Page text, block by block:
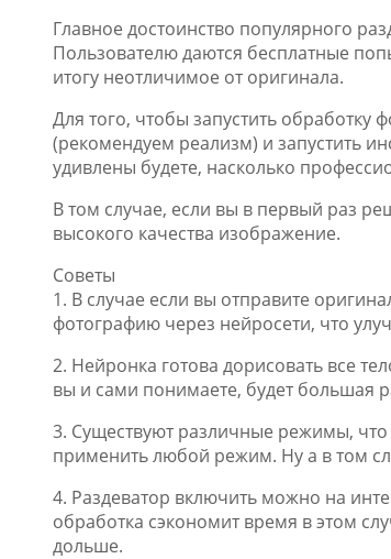
Главное достоинство популярного
Пользователю даются бесплатные
итогу неотличимое от оригинала.
Для того, чтобы запустить обработку
(рекомендуем реализм) и запустить
удивлены будете, насколько
В том случае, если вы в первый раз
высокого качества изображение.
Советы
1. В случае если вы отправите
фотографию через нейросети, что
2. Нейронка готова дорисовать все
вы и сами понимаете, будет большая
3. Существуют различные режимы, что
применить любой режим. Ну а в том
4. Раздеватор включить можно на
обработка сэкономит время в этом
дольше.